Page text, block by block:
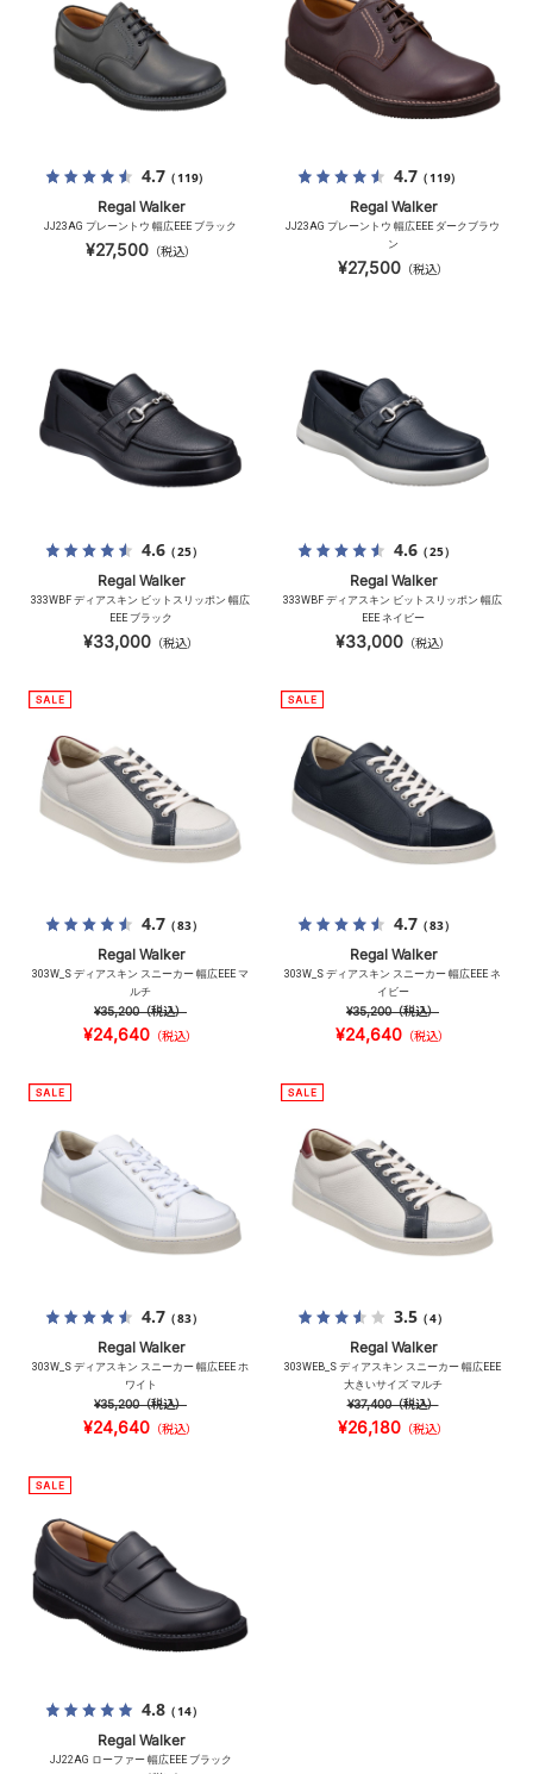
4.7（119）
Regal Walker
JJ23AG プレーントウ 幅広EEE ブラック
¥27,500（税込）
4.7（119）
Regal Walker
JJ23AG プレーントウ 幅広EEE ダークブラウ
ン
¥27,500（税込）
4.6（25）
Regal Walker
333WBF ディアスキン ビットスリッポン 幅広
EEE ブラック
¥33,000（税込）
4.6（25）
Regal Walker
333WBF ディアスキン ビットスリッポン 幅広
EEE ネイビー
¥33,000（税込）
4.7（83）
Regal Walker
303W_S ディアスキン スニーカー 幅広EEE マ
ルチ
¥35,200（税込）
¥24,640 （税込）
4.7（83）
Regal Walker
303W_S ディアスキン スニーカー 幅広EEE ネ
イビー
¥35,200（税込）
¥24,640 （税込）
4.7（83）
Regal Walker
303W_S ディアスキン スニーカー 幅広EEE ホ
ワイト
¥35,200（税込）
¥24,640 （税込）
3.5（4）
Regal Walker
303WEB_S ディアスキン スニーカー 幅広EEE
大きいサイズ マルチ
¥37,400（税込）
¥26,180（税込）
4.8（14）
Regal Walker
JJ22AG ローファー 幅広EEE ブラック